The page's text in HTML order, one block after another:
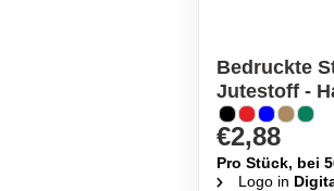
Bedruckte
Jutestoff -
€2,88
Pro Stück, bei
Logo in